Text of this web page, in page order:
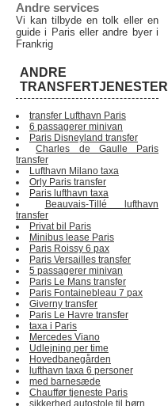
Andre services
Vi kan tilbyde en tolk eller en
guide i Paris eller andre byer i
Frankrig
ANDRE
TRANSFERTJENESTER
transfer Lufthavn Paris
6 passagerer minivan
Paris Disneyland transfer
Charles de Gaulle Paris
transfer
Lufthavn Milano taxa
Orly Paris transfer
Paris lufthavn taxa
Beauvais-Tillé lufthavn
transfer
Privat bil Paris
Minibus lease Paris
Paris Roissy 6 pax
Paris Versailles transfer
5 passagerer minivan
Paris Le Mans transfer
Paris Fontainebleau 7 pax
Giverny transfer
Paris Le Havre transfer
taxa i Paris
Mercedes Viano
Udlejning per time
Hovedbanegården
lufthavn taxa 6 personer
med barnesæde
Chauffør tjeneste Paris
sikkerhed autostole til børn